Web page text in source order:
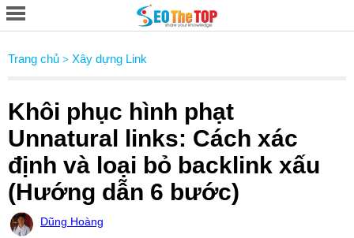
Trang chủ > Xây dựng Link
Khôi phục hình phạt
Unnatural links: Cách xác
định và loại bỏ backlink xấu
(Hướng dẫn 6 bước)
Dũng Hoàng